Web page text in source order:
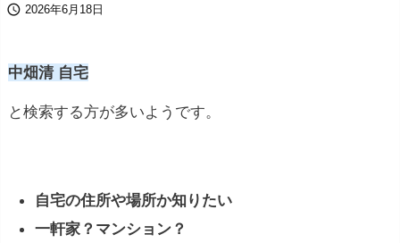
 2026年6月18日
中畑清 自宅
と検索する方が多いようです。
自宅の住所や場所か知りたい
一軒家？マンション？